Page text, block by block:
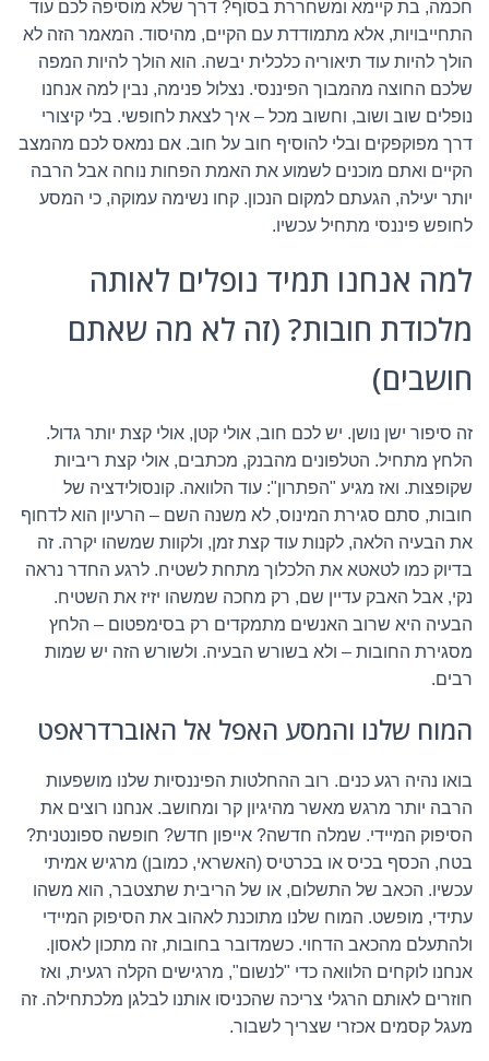
חכמה, בת קיימא ומשחררת בסוף? דרך שלא מוסיפה לכם עוד
התחייבויות, אלא מתמודדת עם הקיים, מהיסוד. המאמר הזה לא
הולך להיות עוד תיאוריה כלכלית יבשה. הוא הולך להיות המפה
שלכם החוצה מהמבוך הפיננסי. נצלול פנימה, נבין למה אנחנו
נופלים שוב ושוב, וחשוב מכל – איך לצאת לחופשי. בלי קיצורי
דרך מפוקפקים ובלי להוסיף חוב על חוב. אם נמאס לכם מהמצב
הקיים ואתם מוכנים לשמוע את האמת הפחות נוחה אבל הרבה
יותר יעילה, הגעתם למקום הנכון. קחו נשימה עמוקה, כי המסע
לחופש פיננסי מתחיל עכשיו.
למה אנחנו תמיד נופלים לאותה
מלכודת חובות? (זה לא מה שאתם
חושבים)
זה סיפור ישן נושן. יש לכם חוב, אולי קטן, אולי קצת יותר גדול.
הלחץ מתחיל. הטלפונים מהבנק, מכתבים, אולי קצת ריביות
שקופצות. ואז מגיע "הפתרון": עוד הלוואה. קונסולידציה של
חובות, סתם סגירת המינוס, לא משנה השם – הרעיון הוא לדחוף
את הבעיה הלאה, לקנות עוד קצת זמן, ולקוות שמשהו יקרה. זה
בדיוק כמו לטאטא את הלכלוך מתחת לשטיח. לרגע החדר נראה
נקי, אבל האבק עדיין שם, רק מחכה שמשהו יזיז את השטיח.
הבעיה היא שרוב האנשים מתמקדים רק בסימפטום – הלחץ
מסגירת החובות – ולא בשורש הבעיה. ולשורש הזה יש שמות
רבים.
המוח שלנו והמסע האפל אל האוברדראפט
בואו נהיה רגע כנים. רוב ההחלטות הפיננסיות שלנו מושפעות
הרבה יותר מרגש מאשר מהיגיון קר ומחושב. אנחנו רוצים את
הסיפוק המיידי. שמלה חדשה? אייפון חדש? חופשה ספונטנית?
בטח, הכסף בכיס או בכרטיס (האשראי, כמובן) מרגיש אמיתי
עכשיו. הכאב של התשלום, או של הריבית שתצטבר, הוא משהו
עתידי, מופשט. המוח שלנו מתוכנת לאהוב את הסיפוק המיידי
ולהתעלם מהכאב הדחוי. כשמדובר בחובות, זה מתכון לאסון.
אנחנו לוקחים הלוואה כדי "לנשום", מרגישים הקלה רגעית, ואז
חוזרים לאותם הרגלי צריכה שהכניסו אותנו לבלגן מלכתחילה. זה
מעגל קסמים אכזרי שצריך לשבור.